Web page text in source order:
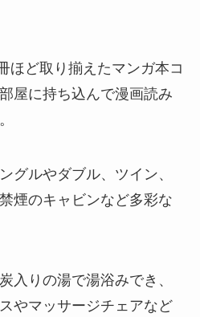
ほど取り揃えたマンガ本コ
屋に持ち込んで漫画読み
グルやダブル、ツイン、
煙のキャビンなど多彩な
入りの湯で湯浴みでき、
やマッサージチェアなど